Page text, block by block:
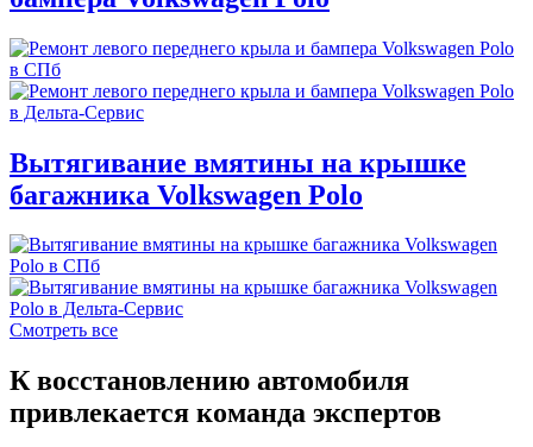
Вытягивание вмятины на крышке
багажника Volkswagen Polo
Смотреть все
К восстановлению автомобиля
привлекается команда экспертов